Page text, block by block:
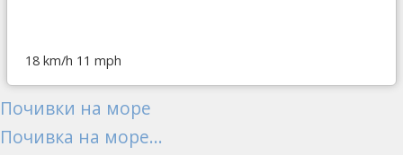
18 km/h 11 mph
Почивки на море
Почивка на море...